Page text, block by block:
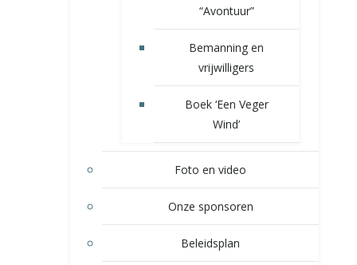
“Avontuur”
Bemanning en
vrijwilligers
Boek ‘Een Veger
Wind’
Foto en video
Onze sponsoren
Beleidsplan